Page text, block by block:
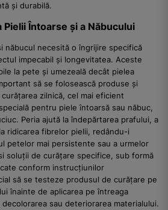
și durabilă.
Întoarse și a Năbucului
năbucul necesită o îngrijire specifică
impecabil și longevitatea. Aceste
la pete și umezeală decât pielea
să se folosească produse și
zilnică, cel mai eficient
pentru piele întoarsă sau năbuc,
Peria ajută la îndepărtarea prafului, a
ridicarea fibrelor pielii, redându-i
petelor mai persistente sau a urmelor
soluții de curățare specifice, sub formă
conform instrucțiunilor
să se testeze produsul de curățare pe
înainte de aplicarea pe întreaga
sau deteriorarea materialului.